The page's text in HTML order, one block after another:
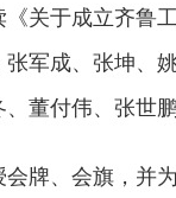
关于成立齐鲁
军成、张坤、
董付伟、张世
牌、会旗，并